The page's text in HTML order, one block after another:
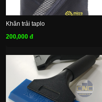
Khăn trải taplo
200,000 đ